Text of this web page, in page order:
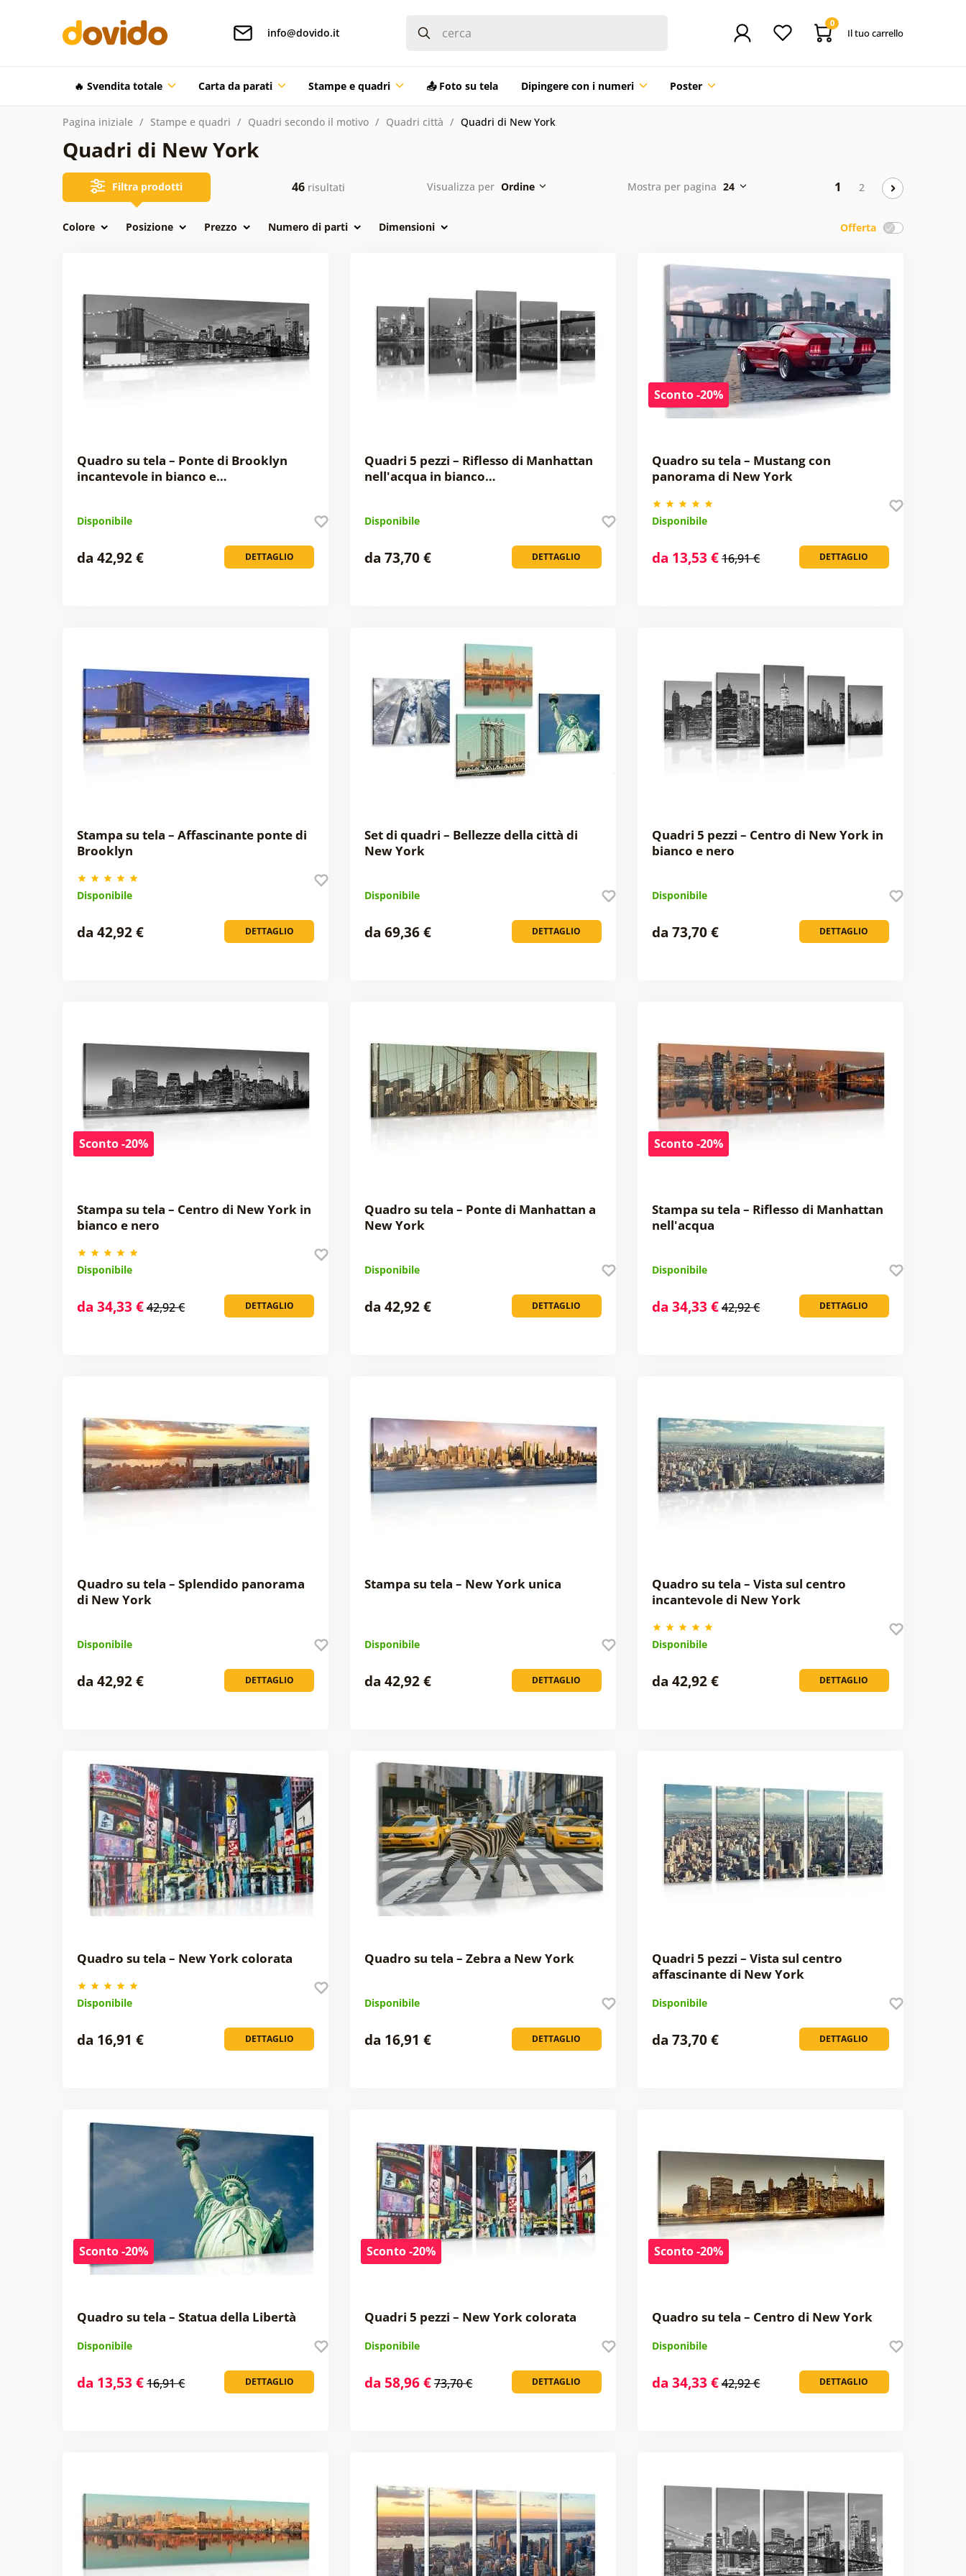
info@dovido.it
0
Il tuo carrello
🔥 Svendita totale Carta da parati Stampe e quadri 📤 Foto su tela Dipingere con i numeri Poster
Pagina iniziale Stampe e quadri Quadri secondo il motivo Quadri città Quadri di New York
Quadri di New York
Filtra prodotti 46 risultati Visualizza per Ordine Mostra per pagina 24 1 2
Offerta
Colore Posizione Prezzo Numero di parti Dimensioni
Quadro su tela – Ponte di Brooklyn
incantevole in bianco e…
Disponibile
DETTAGLIO
da 42,92 €
Quadri 5 pezzi – Riflesso di Manhattan
nell'acqua in bianco…
Disponibile
DETTAGLIO
da 73,70 €
Sconto -20%
Quadro su tela – Mustang con
panorama di New York
Disponibile
DETTAGLIO
da 13,53 €16,91 €
Stampa su tela – Affascinante ponte di
Brooklyn
Disponibile
DETTAGLIO
da 42,92 €
Set di quadri – Bellezze della città di
New York
Disponibile
DETTAGLIO
da 69,36 €
Quadri 5 pezzi – Centro di New York in
bianco e nero
Disponibile
DETTAGLIO
da 73,70 €
Sconto -20%
Stampa su tela – Centro di New York in
bianco e nero
Disponibile
DETTAGLIO
da 34,33 €42,92 €
Quadro su tela – Ponte di Manhattan a
New York
Disponibile
DETTAGLIO
da 42,92 €
Sconto -20%
Stampa su tela – Riflesso di Manhattan
nell'acqua
Disponibile
DETTAGLIO
da 34,33 €42,92 €
Quadro su tela – Splendido panorama
di New York
Disponibile
DETTAGLIO
da 42,92 €
Stampa su tela – New York unica
Disponibile
DETTAGLIO
da 42,92 €
Quadro su tela – Vista sul centro
incantevole di New York
Disponibile
DETTAGLIO
da 42,92 €
Quadro su tela – New York colorata
Disponibile
DETTAGLIO
da 16,91 €
Quadro su tela – Zebra a New York
Disponibile
DETTAGLIO
da 16,91 €
Quadri 5 pezzi – Vista sul centro
affascinante di New York
Disponibile
DETTAGLIO
da 73,70 €
Sconto -20%
Quadro su tela – Statua della Libertà
Disponibile
DETTAGLIO
da 13,53 €16,91 €
Sconto -20%
Quadri 5 pezzi – New York colorata
Disponibile
DETTAGLIO
da 58,96 €73,70 €
Sconto -20%
Quadro su tela – Centro di New York
Disponibile
DETTAGLIO
da 34,33 €42,92 €